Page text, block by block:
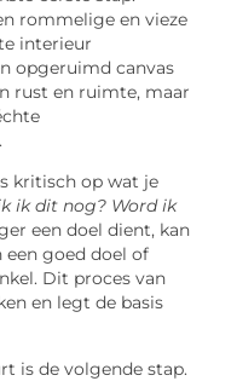
rommelige en vieze
interieur
opgeruimd canvas
rust en ruimte, maar
kritisch op wat je
ik dit nog? Word ik
een doel dient, kan
een goed doel of
Dit proces van
en legt de basis
is de volgende stap.